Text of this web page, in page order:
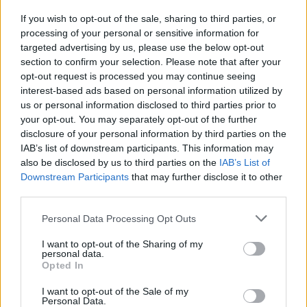
If you wish to opt-out of the sale, sharing to third parties, or
processing of your personal or sensitive information for
targeted advertising by us, please use the below opt-out
section to confirm your selection. Please note that after your
opt-out request is processed you may continue seeing
interest-based ads based on personal information utilized by
us or personal information disclosed to third parties prior to
your opt-out. You may separately opt-out of the further
disclosure of your personal information by third parties on the
IAB’s list of downstream participants. This information may
also be disclosed by us to third parties on the IAB’s List of
Downstream Participants that may further disclose it to other
Personal Data Processing Opt Outs
I want to opt-out of the Sharing of my
personal data.
Opted In
I want to opt-out of the Sale of my
Personal Data.
θεατρικά προγράμματα παντομίμας, με συνέπεια
να φέρουν έντονα στην εξέλιξή τους τη συσχέτιση
των χρησιμοποιούμενων τεχνικών με τα εκάστοτε
αισθητικά αποτελέσματα. Στην ενότητα αυτή γίνεται
μια προσπάθεια καταγραφής της εξέλιξης των
τεχνικών της παραστατικής κινηματογραφίας,
κατανοώντας ταυτόχρονα την επίδρασή τους στην
αισθητική αναζήτηση των δημιουργών στην Ευρώπη
και την Αμερική.
προβολή στο opendelos.aegean.gr
Διάλεξη 04: Φαντασία, έκφραση και
ρεαλισμός
Ο κόσμος των κινουμένων σχεδίων είναι κατεξοχήν
απαλλαγμένος από τις συνθήκες βαρύτητας που
ισχύουν στην πραγματικότητα και επιτρέπει τη